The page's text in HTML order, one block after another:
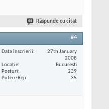
Răspunde cu citat
#4
Data înscrierii
27th January
2008
Locaţie
Bucuresti
Posturi
239
Putere Rep
35